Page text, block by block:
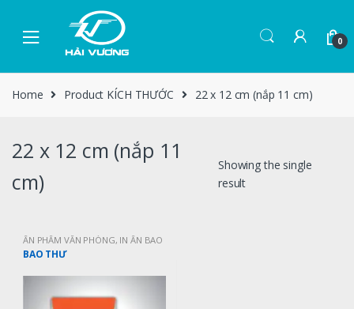
0
Home Product KÍCH THƯỚC 22 x 12 cm (nắp 11 cm)
22 x 12 cm (nắp 11
cm)
Showing the single
result
ẤN PHẨM VĂN PHÒNG, IN ẤN BAO
THƯ
BAO THƯ